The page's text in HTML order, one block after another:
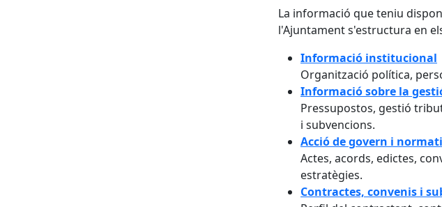
La informació que teniu
l'Ajuntament s'estructura en
Informació institucional
Organització política,
Informació sobre la
Pressupostos, gestió
i subvencions.
Acció de govern i
Actes, acords, edictes,
estratègies.
Contractes, convenis i